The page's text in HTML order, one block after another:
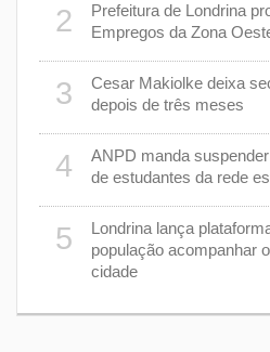
2
Prefeitura de Londrina
Empregos da Zona
3
Cesar Makiolke deixa
depois de três meses
4
ANPD manda
de estudantes da rede
5
Londrina lança
população acompanhar
cidade